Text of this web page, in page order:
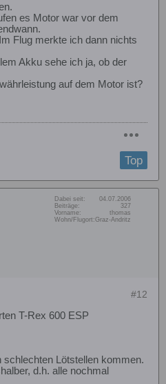
es Motor war vor dem
Flug merkte ich dann nichts
Akku sehe ich ja, ob der
auf dem Motor ist?
Top
Dabei seit:
04.07.2006
Beiträge:
327
Vorname:
thomas
Wohn/Flugort:Graz-Andritz
#12
T-Rex 600 ESP
Lötstellen kommen.
d.h. alle nochmal